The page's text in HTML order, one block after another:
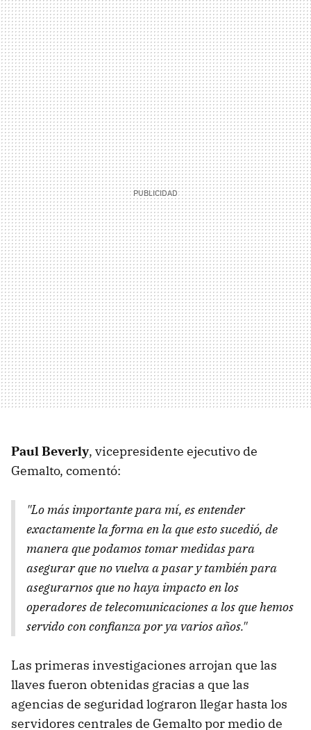
Paul Beverly, vicepresidente ejecutivo de
Gemalto, comentó:
"Lo más importante para mí, es entender
exactamente la forma en la que esto sucedió, de
manera que podamos tomar medidas para
asegurar que no vuelva a pasar y también para
asegurarnos que no haya impacto en los
operadores de telecomunicaciones a los que hemos
servido con confianza por ya varios años."
Las primeras investigaciones arrojan que las
llaves fueron obtenidas gracias a que las
agencias de seguridad lograron llegar hasta los
servidores centrales de Gemalto por medio de